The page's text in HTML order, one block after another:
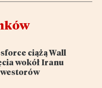
ciążą Wall
wokół Iranu